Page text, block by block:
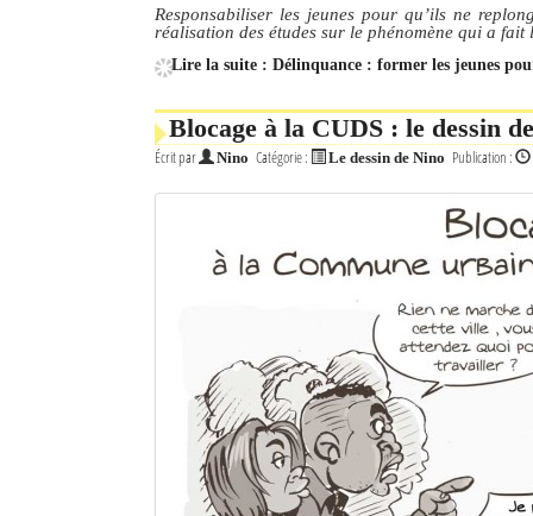
Responsabiliser les jeunes pour qu’ils ne
réalisation des études sur le phénomène qui a
Lire la suite : Délinquance : former les jeunes
Blocage à la CUDS : le dessin
Écrit par Nino Catégorie : Le dessin de Nino Publication :